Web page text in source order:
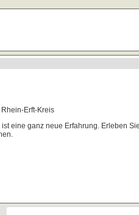
Rhein-Erft-Kreis
eine ganz neue Erfahrung. Erleben